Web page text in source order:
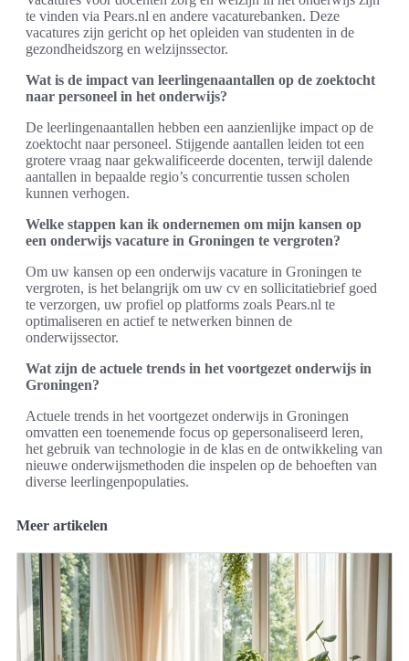
te vinden via Pears.nl en andere vacaturebanken. Deze
vacatures zijn gericht op het opleiden van studenten in de
gezondheidszorg en welzijnssector.
Wat is de impact van leerlingenaantallen op de zoektocht
naar personeel in het onderwijs?
De leerlingenaantallen hebben een aanzienlijke impact op de
zoektocht naar personeel. Stijgende aantallen leiden tot een
grotere vraag naar gekwalificeerde docenten, terwijl dalende
aantallen in bepaalde regio’s concurrentie tussen scholen
kunnen verhogen.
Welke stappen kan ik ondernemen om mijn kansen op
een onderwijs vacature in Groningen te vergroten?
Om uw kansen op een onderwijs vacature in Groningen te
vergroten, is het belangrijk om uw cv en sollicitatiebrief goed
te verzorgen, uw profiel op platforms zoals Pears.nl te
optimaliseren en actief te netwerken binnen de
onderwijssector.
Wat zijn de actuele trends in het voortgezet onderwijs in
Groningen?
Actuele trends in het voortgezet onderwijs in Groningen
omvatten een toenemende focus op gepersonaliseerd leren,
het gebruik van technologie in de klas en de ontwikkeling van
nieuwe onderwijsmethoden die inspelen op de behoeften van
diverse leerlingenpopulaties.
Meer artikelen